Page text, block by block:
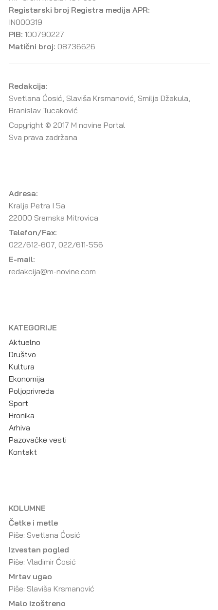
Registarski broj Registra medija APR:
IN000319
PIB: 100790227
Matični broj: 08736626
Redakcija:
Svetlana Ćosić, Slaviša Krsmanović, Smilja Džakula,
Branislav Tucaković
Copyright © 2017 M novine Portal
Sva prava zadržana
Adresa:
Kralja Petra I 5a
22000 Sremska Mitrovica
Telefon/Fax:
022/612-607, 022/611-556
E-mail:
redakcija@m-novine.com
KATEGORIJE
Aktuelno
Društvo
Kultura
Ekonomija
Poljoprivreda
Sport
Hronika
Arhiva
Pazovačke vesti
Kontakt
KOLUMNE
Četke i metle
Piše: Svetlana Ćosić
Izvestan pogled
Piše: Vladimir Ćosić
Mrtav ugao
Piše: Slaviša Krsmanović
Malo izoštreno